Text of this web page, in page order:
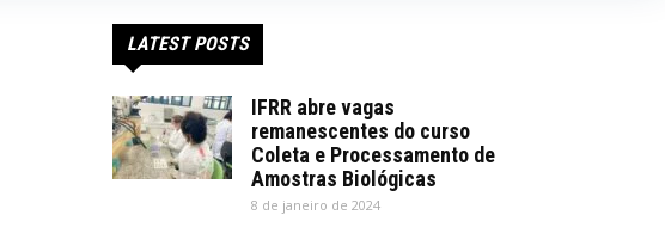
LATEST POSTS
IFRR abre vagas
remanescentes do curso
Coleta e Processamento de
Amostras Biológicas
8 de janeiro de 2024